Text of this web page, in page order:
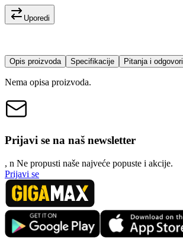
Uporedi
Opis proizvoda Specifikacije Pitanja i odgovori
Nema opisa proizvoda.
Prijavi se na naš newsletter
, n Ne propusti naše najveće popuste i akcije.
Prijavi se